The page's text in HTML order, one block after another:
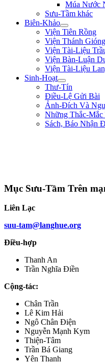
Múa Nước
Sưu-Tầm khác
Biên-Khảo
Viện Tiên Rồng
Viện Thánh Gióng
Viện Tài-Liệu
Viện Bàn-Luận
Viện Tài-Liệu
Sinh-Hoạt
Thư-Tín
Điều-Lệ Gửi Bài
Ảnh-Đích Và
Những Thắc-
Sách, Báo Nhận
Mục Sưu-Tầm Trên
Liên Lạc
suu-tam@langhue.org
Điều-hợp
Thanh An
Trần Nghĩa Điền
Cộng-tác:
Chân Trần
Lê Kim Hải
Ngô Chân Điện
Nguyễn Mạnh Kym
Thiện-Tâm
Trần Bá Giang
Yên Thanh